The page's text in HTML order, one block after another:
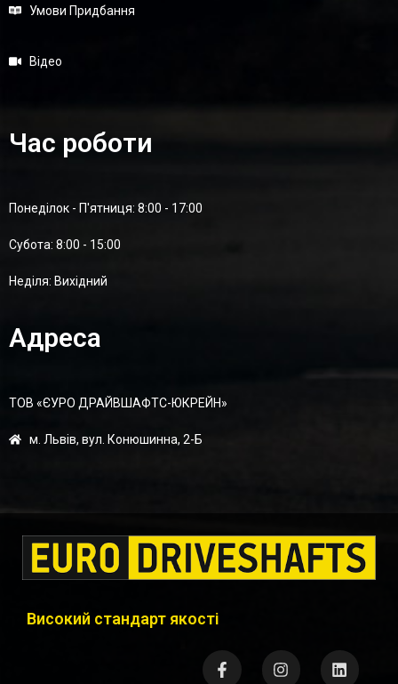
Умови Придбання
Відео
Час роботи
Понеділок - П'ятниця: 8:00 - 17:00
Суботa: 8:00 - 15:00
Неділя: Вихідний
Адреса
ТОВ «ЄУРО ДРАЙВШАФТC-ЮКРЕЙН»
м. Львів, вул. Конюшинна, 2-Б
Високий стандарт якості